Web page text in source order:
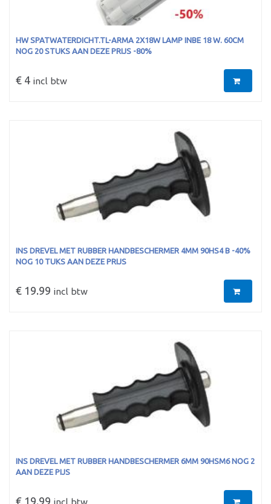
HW SPATWATERDICHT.TL-ARMA 2X18W LAMP INBE 18 W. 60CM
NOG 20 STUKS AAN DEZE PRIJS -80%
€ 4 incl btw
INS DREVEL MET RUBBER HANDBESCHERMER 4MM 90HS4 B -40%
NOG 10 TUKS AAN DEZE PRIJS
€ 19.99 incl btw
INS DREVEL MET RUBBER HANDBESCHERMER 6MM 90HSM6 NOG 2
AAN DEZE PIJS
€ 19.99 incl btw